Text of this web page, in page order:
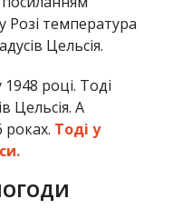
Розі температура
Цельсія.
році. Тоді
Цельсія. А
роках. Тоді у